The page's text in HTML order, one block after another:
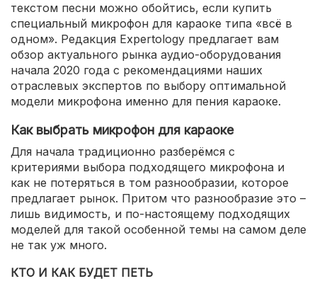
текстом песни можно обойтись, если купить
специальный микрофон для караоке типа «всё в
одном». Редакция Expertology предлагает вам
обзор актуального рынка аудио-оборудования
начала 2020 года с рекомендациями наших
отраслевых экспертов по выбору оптимальной
модели микрофона именно для пения караоке.
Как выбрать микрофон для караоке
Для начала традиционно разберёмся с
критериями выбора подходящего микрофона и
как не потеряться в том разнообразии, которое
предлагает рынок. Притом что разнообразие это –
лишь видимость, и по-настоящему подходящих
моделей для такой особенной темы на самом деле
не так уж много.
КТО И КАК БУДЕТ ПЕТЬ